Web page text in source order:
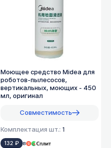
Моющее средство Midea для
роботов-пылесосов,
вертикальных, моющих - 450
мл, оригинал
Совместимость
Комплектация шт.: 1
132 ₽ в